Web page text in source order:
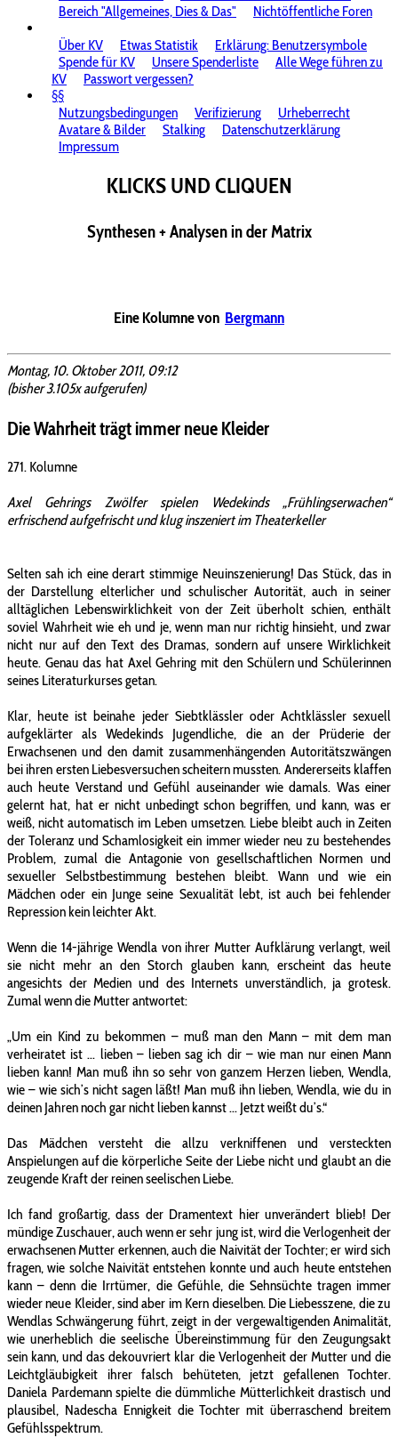
Bereich "Allgemeines, Dies & Das"
Nichtöffentliche Foren
Über KV
Etwas Statistik
Erklärung: Benutzersymbole
Spende für KV
Unsere Spenderliste
Alle Wege führen zu
KV
Passwort vergessen?
§§
Nutzungsbedingungen
Verifizierung
Urheberrecht
Avatare & Bilder
Stalking
Datenschutzerklärung
Impressum
KLICKS UND CLIQUEN
Synthesen + Analysen in der Matrix
Eine Kolumne von Bergmann
Montag, 10. Oktober 2011, 09:12
(bisher 3.105x aufgerufen)
Die Wahrheit trägt immer neue Kleider
271. Kolumne
Axel Gehrings Zwölfer spielen Wedekinds „Frühlingserwachen“
erfrischend aufgefrischt und klug inszeniert im Theaterkeller
Selten sah ich eine derart stimmige Neuinszenierung! Das Stück, das in
der Darstellung elterlicher und schulischer Autorität, auch in seiner
alltäglichen Lebenswirklichkeit von der Zeit überholt schien, enthält
soviel Wahrheit wie eh und je, wenn man nur richtig hinsieht, und zwar
nicht nur auf den Text des Dramas, sondern auf unsere Wirklichkeit
heute. Genau das hat Axel Gehring mit den Schülern und Schülerinnen
seines Literaturkurses getan.
Klar, heute ist beinahe jeder Siebtklässler oder Achtklässler sexuell
aufgeklärter als Wedekinds Jugendliche, die an der Prüderie der
Erwachsenen und den damit zusammenhängenden Autoritätszwängen
bei ihren ersten Liebesversuchen scheitern mussten. Andererseits klaffen
auch heute Verstand und Gefühl auseinander wie damals. Was einer
gelernt hat, hat er nicht unbedingt schon begriffen, und kann, was er
weiß, nicht automatisch im Leben umsetzen. Liebe bleibt auch in Zeiten
der Toleranz und Schamlosigkeit ein immer wieder neu zu bestehendes
Problem, zumal die Antagonie von gesellschaftlichen Normen und
sexueller Selbstbestimmung bestehen bleibt. Wann und wie ein
Mädchen oder ein Junge seine Sexualität lebt, ist auch bei fehlender
Repression kein leichter Akt.
Wenn die 14-jährige Wendla von ihrer Mutter Aufklärung verlangt, weil
sie nicht mehr an den Storch glauben kann, erscheint das heute
angesichts der Medien und des Internets unverständlich, ja grotesk.
Zumal wenn die Mutter antwortet:
„Um ein Kind zu bekommen – muß man den Mann – mit dem man
verheiratet ist ... lieben – lieben sag ich dir – wie man nur einen Mann
lieben kann! Man muß ihn so sehr von ganzem Herzen lieben, Wendla,
wie – wie sich’s nicht sagen läßt! Man muß ihn lieben, Wendla, wie du in
deinen Jahren noch gar nicht lieben kannst ... Jetzt weißt du’s.“
Das Mädchen versteht die allzu verkniffenen und versteckten
Anspielungen auf die körperliche Seite der Liebe nicht und glaubt an die
zeugende Kraft der reinen seelischen Liebe.
Ich fand großartig, dass der Dramentext hier unverändert blieb! Der
mündige Zuschauer, auch wenn er sehr jung ist, wird die Verlogenheit der
erwachsenen Mutter erkennen, auch die Naivität der Tochter; er wird sich
fragen, wie solche Naivität entstehen konnte und auch heute entstehen
kann – denn die Irrtümer, die Gefühle, die Sehnsüchte tragen immer
wieder neue Kleider, sind aber im Kern dieselben. Die Liebesszene, die zu
Wendlas Schwängerung führt, zeigt in der vergewaltigenden Animalität,
wie unerheblich die seelische Übereinstimmung für den Zeugungsakt
sein kann, und das dekouvriert klar die Verlogenheit der Mutter und die
Leichtgläubigkeit ihrer falsch behüteten, jetzt gefallenen Tochter.
Daniela Pardemann spielte die dümmliche Mütterlichkeit drastisch und
plausibel, Nadescha Ennigkeit die Tochter mit überraschend breitem
Gefühlsspektrum.